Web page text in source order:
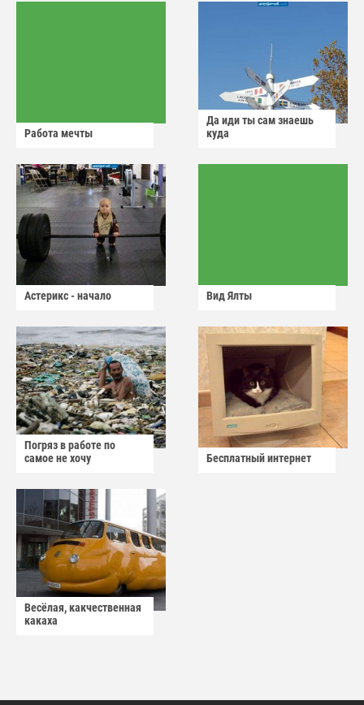
Работа мечты
Да иди ты сам знаешь
куда
Астерикс - начало Вид Ялты
Погряз в работе по
самое не хочу
Бесплатный интернет
Весёлая, какчественная
какаха